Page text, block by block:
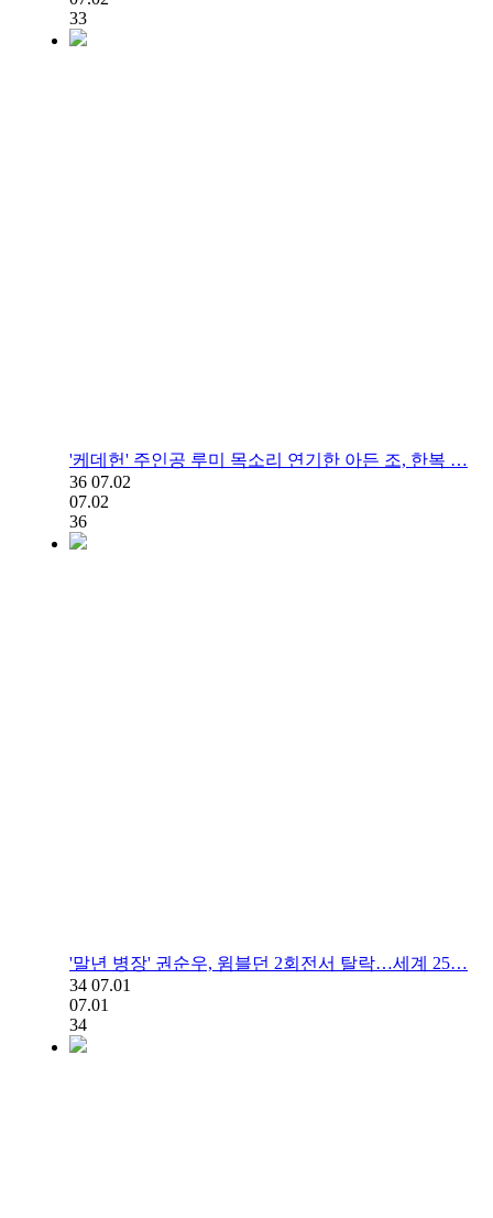
33
'케데헌' 주인공 루미 목소리 연기한 아든 조, 한복 …
36 07.02
07.02
36
'말년 병장' 권순우, 윔블던 2회전서 탈락…세계 25…
34 07.01
07.01
34